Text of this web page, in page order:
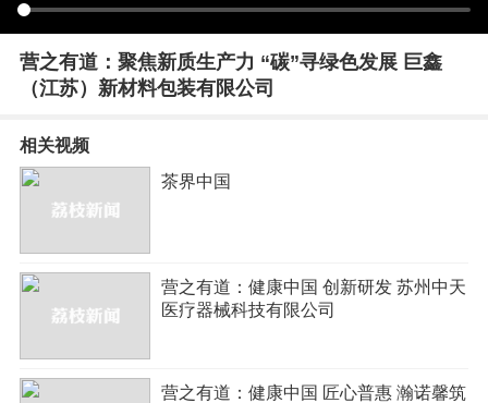
营之有道：聚焦新质生产力 “碳”寻绿色发展 巨鑫
（江苏）新材料包装有限公司
相关视频
茶界中国
营之有道：健康中国 创新研发 苏州中天
医疗器械科技有限公司
营之有道：健康中国 匠心普惠 瀚诺馨筑